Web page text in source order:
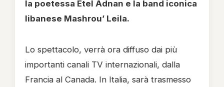
la poetessa Etel Adnan e la band iconica
libanese Mashrou’ Leila.
Lo spettacolo, verrà ora diffuso dai più
importanti canali TV internazionali, dalla
Francia al Canada. In Italia, sarà trasmesso